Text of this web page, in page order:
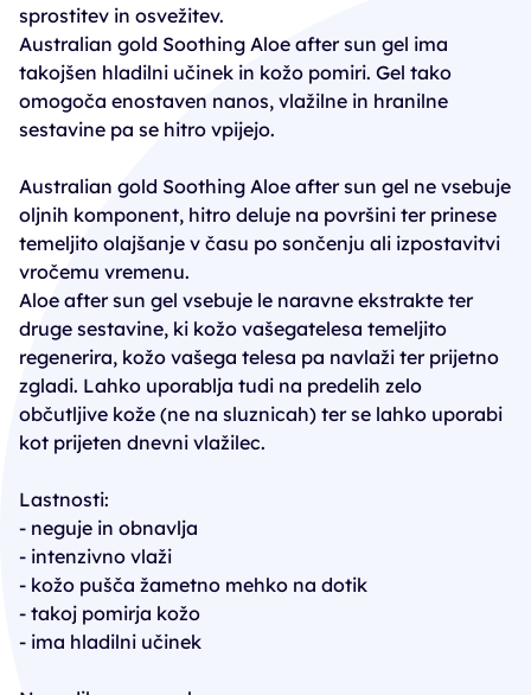
sprostitev in osvežitev.
Australian gold Soothing Aloe after sun gel ima
takojšen hladilni učinek in kožo pomiri. Gel tako
omogoča enostaven nanos, vlažilne in hranilne
sestavine pa se hitro vpijejo.
Australian gold Soothing Aloe after sun gel ne vsebuje
oljnih komponent, hitro deluje na površini ter prinese
temeljito olajšanje v času po sončenju ali izpostavitvi
vročemu vremenu.
Aloe after sun gel vsebuje le naravne ekstrakte ter
druge sestavine, ki kožo vašegatelesa temeljito
regenerira, kožo vašega telesa pa navlaži ter prijetno
zgladi. Lahko uporablja tudi na predelih zelo
občutljive kože (ne na sluznicah) ter se lahko uporabi
kot prijeten dnevni vlažilec.
Lastnosti:
- neguje in obnavlja
- intenzivno vlaži
- kožo pušča žametno mehko na dotik
- takoj pomirja kožo
- ima hladilni učinek